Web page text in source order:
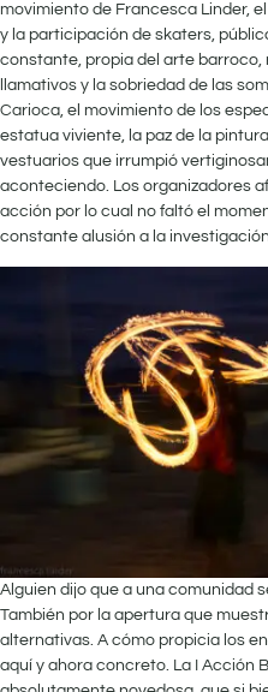
movimiento de Francesca Linder,
y la participación de skaters,
constante, propia del arte
llamativos y la sobriedad de las
Carioca, el movimiento de los
estatua viviente, la paz de la
vestuarios que irrumpió
aconteciendo. Los organizadores
acción por lo cual no faltó el
constante alusión a la
Alguien dijo que a una comunidad
También por la apertura que
alternativas. A cómo propicia los
aquí y ahora concreto. La I Acción